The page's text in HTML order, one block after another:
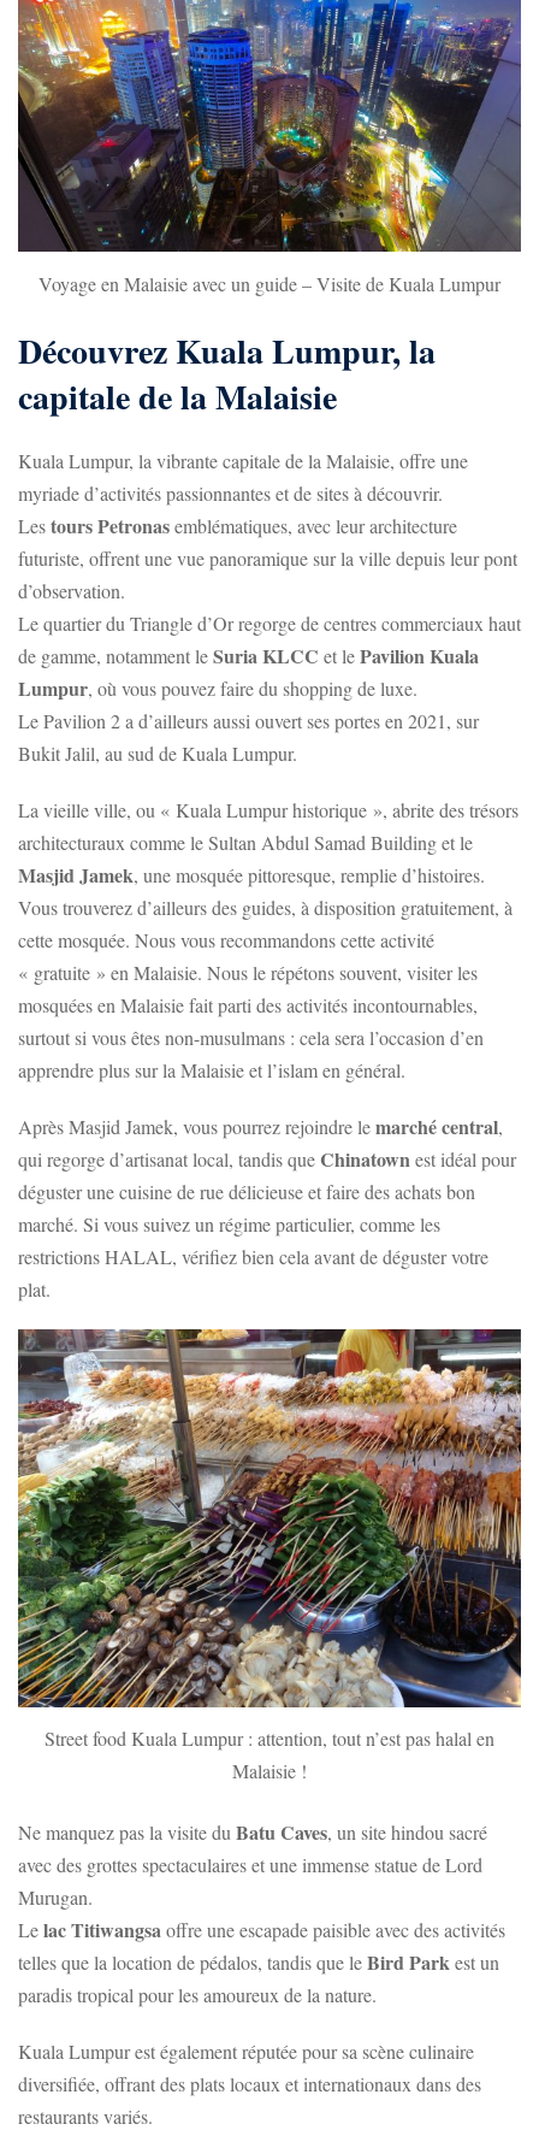
Voyage en Malaisie avec un guide – Visite de Kuala Lumpur
Découvrez Kuala Lumpur, la
capitale de la Malaisie
Kuala Lumpur, la vibrante capitale de la Malaisie, offre une
myriade d’activités passionnantes et de sites à découvrir.
Lestours Petronasemblématiques, avec leur architecture
futuriste, offrent une vue panoramique sur la ville depuis leur pont
d’observation.
Le quartier du Triangle d’Or regorge de centres commerciaux haut
de gamme, notamment leSuria KLCC et lePavilion Kuala
Lumpur, où vous pouvez faire du shopping de luxe.
Le Pavilion 2 a d’ailleurs aussi ouvert ses portes en 2021, sur
Bukit Jalil, au sud de Kuala Lumpur.
La vieille ville, ou « Kuala Lumpur historique », abrite des trésors
architecturaux comme le Sultan Abdul Samad Building et le
Masjid Jamek, une mosquée pittoresque, remplie d’histoires.
Vous trouverez d’ailleurs des guides, à disposition gratuitement, à
cette mosquée. Nous vous recommandons cette activité
« gratuite » en Malaisie. Nous le répétons souvent, visiter les
mosquées en Malaisie fait parti des activités incontournables,
surtout si vous êtes non-musulmans : cela sera l’occasion d’en
apprendre plus sur la Malaisie et l’islam en général.
Après Masjid Jamek, vous pourrez rejoindre lemarché central,
qui regorge d’artisanat local, tandis queChinatownest idéal pour
déguster une cuisine de rue délicieuse et faire des achats bon
marché. Si vous suivez un régime particulier, comme les
restrictions HALAL, vérifiez bien cela avant de déguster votre
plat.
Street food Kuala Lumpur : attention, tout n’est pas halal en
Malaisie !
Ne manquez pas la visite duBatu Caves, un site hindou sacré
avec des grottes spectaculaires et une immense statue de Lord
Murugan.
Lelac Titiwangsaoffre une escapade paisible avec des activités
telles que la location de pédalos, tandis que leBird Parkest un
paradis tropical pour les amoureux de la nature.
Kuala Lumpur est également réputée pour sa scène culinaire
diversifiée, offrant des plats locaux et internationaux dans des
restaurants variés.